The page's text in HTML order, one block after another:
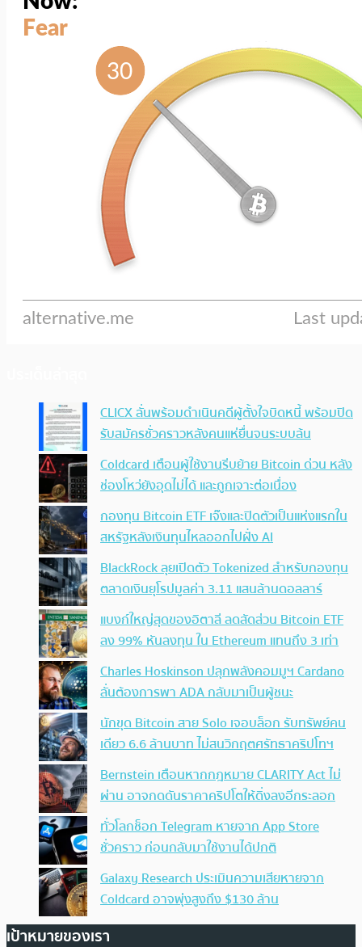
CLICX ลั่นพร้อมดำเนินคดีผู้ตั้งใจบิดหนี้ พร้อมปิด
รับสมัครชั่วคราวหลังคนแห่ยื่นจนระบบล้น
Coldcard เตือนผู้ใช้งานรีบย้าย Bitcoin ด่วน หลัง
ช่องโหว่ยังอุดไม่ได้ และถูกเจาะต่อเนื่อง
กองทุน Bitcoin ETF เจ๊งและปิดตัวเป็นแห่งแรกใน
สหรัฐหลังเงินทุนไหลออกไปฝั่ง AI
BlackRock ลุยเปิดตัว Tokenized สำหรับกองทุน
ตลาดเงินยุโรปมูลค่า 3.11 แสนล้านดอลลาร์
แบงก์ใหญ่สุดของอิตาลี ลดสัดส่วน Bitcoin ETF
ลง 99% หันลงทุน ใน Ethereum แทนถึง 3 เท่า
Charles Hoskinson ปลุกพลังคอมมูฯ Cardano
ลั่นต้องการพา ADA กลับมาเป็นผู้ชนะ
นักขุด Bitcoin สาย Solo เจอบล็อก รับทรัพย์คน
เดียว 6.6 ล้านบาท ไม่สนวิกฤตศรัทธาคริปโทฯ
Bernstein เตือนหากกฎหมาย CLARITY Act ไม่
ผ่าน อาจกดดันราคาคริปโตให้ดิ่งลงอีกระลอก
ทั่วโลกช็อก Telegram หายจาก App Store
ชั่วคราว ก่อนกลับมาใช้งานได้ปกติ
Galaxy Research ประเมินความเสียหายจาก
Coldcard อาจพุ่งสูงถึง $130 ล้าน
เป้าหมายของเรา